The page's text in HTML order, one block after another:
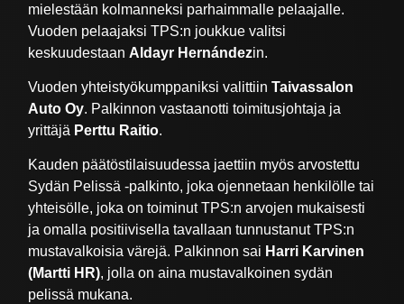
mielestään kolmanneksi parhaimmalle pelaajalle.
Vuoden pelaajaksi TPS:n joukkue valitsi
keskuudestaan Aldayr Hernándezin.
Vuoden yhteistyökumppaniksi valittiinTaivassalon
Auto Oy. Palkinnon vastaanotti toimitusjohtaja ja
yrittäjä Perttu Raitio.
Kauden päätöstilaisuudessa jaettiin myös arvostettu
Sydän Pelissä -palkinto, joka ojennetaan henkilölle tai
yhteisölle, joka on toiminut TPS:n arvojen mukaisesti
ja omalla positiivisella tavallaan tunnustanut TPS:n
mustavalkoisia värejä. Palkinnon sai Harri Karvinen
(Martti HR), jolla on aina mustavalkoinen sydän
pelissä mukana.